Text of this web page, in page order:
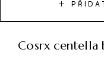
cosrx